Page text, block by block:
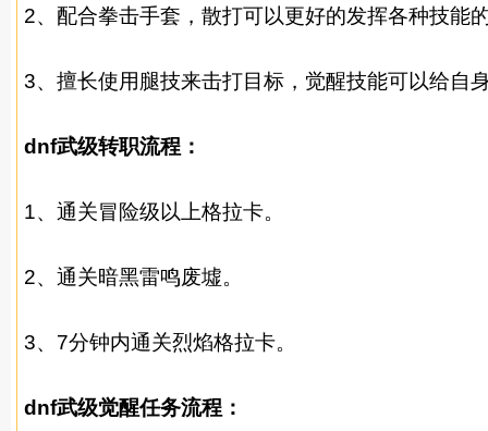
2、配合拳击手套，散打可以更好的发挥各种技能
3、擅长使用腿技来击打目标，觉醒技能可以给自
dnf武级转职流程：
1、通关冒险级以上格拉卡。
2、通关暗黑雷鸣废墟。
3、7分钟内通关烈焰格拉卡。
dnf武级觉醒任务流程：